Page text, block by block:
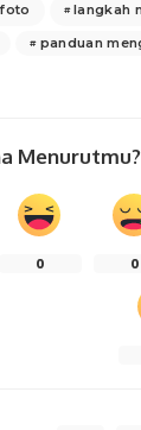
langkah
panduan
Menurutmu?
0 0